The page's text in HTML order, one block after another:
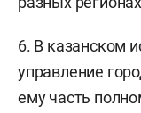
6. В казанском
управление
ему часть